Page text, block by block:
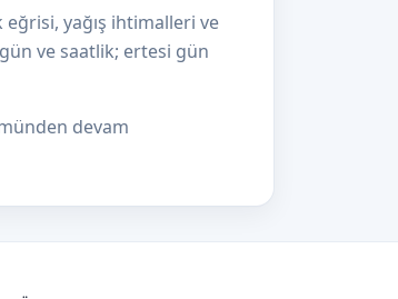
eğrisi, yağış ihtimalleri ve
ve saatlik; ertesi gün
devam